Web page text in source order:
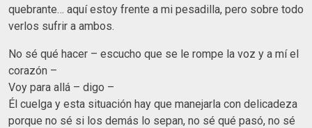
quebrante… aquí estoy frente a mi pesadilla, pero sobre todo
verlos sufrir a ambos.
No sé qué hacer – escucho que se le rompe la voz y a mí el
corazón –
Voy para allá – digo –
Él cuelga y esta situación hay que manejarla con delicadeza
porque no sé si los demás lo sepan, no sé qué pasó, no sé